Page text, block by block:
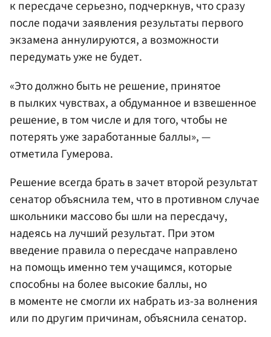
к пересдаче серьезно, подчеркнув, что сразу
после подачи заявления результаты первого
экзамена аннулируются, а возможности
передумать уже не будет.
«Это должно быть не решение, принятое
в пылких чувствах, а обдуманное и взвешенное
решение, в том числе и для того, чтобы не
потерять уже заработанные баллы», —
отметила Гумерова.
Решение всегда брать в зачет второй результат
сенатор объяснила тем, что в противном случае
школьники массово бы шли на пересдачу,
надеясь на лучший результат. При этом
введение правила о пересдаче направлено
на помощь именно тем учащимся, которые
способны на более высокие баллы, но
в моменте не смогли их набрать из-за волнения
или по другим причинам, объяснила сенатор.